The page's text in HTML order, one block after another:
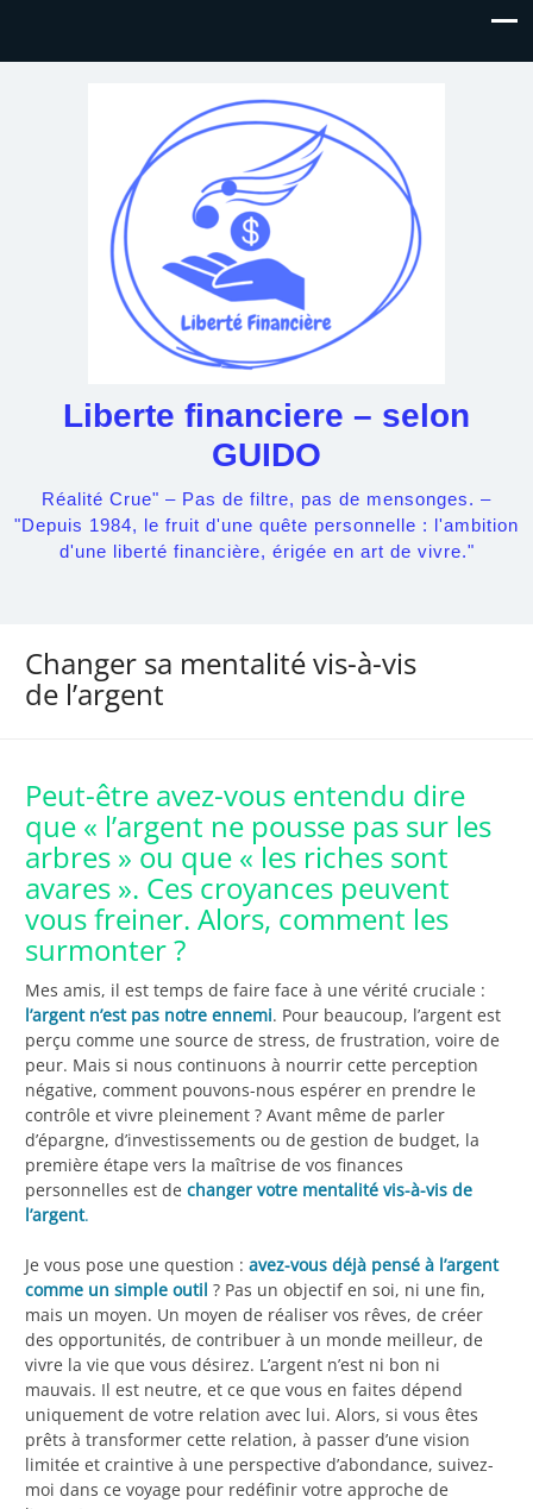
Liberte financiere – selon
GUIDO
Réalité Crue" – Pas de filtre, pas de mensonges. –
"Depuis 1984, le fruit d'une quête personnelle : l'ambition
d'une liberté financière, érigée en art de vivre."
Changer sa mentalité vis-à-vis
de l’argent
Peut-être avez-vous entendu dire
que « l’argent ne pousse pas sur les
arbres » ou que « les riches sont
avares ». Ces croyances peuvent
vous freiner. Alors, comment les
surmonter ?
Mes amis, il est temps de faire face à une vérité cruciale :
l’argent n’est pas notre ennemi. Pour beaucoup, l’argent est
perçu comme une source de stress, de frustration, voire de
peur. Mais si nous continuons à nourrir cette perception
négative, comment pouvons-nous espérer en prendre le
contrôle et vivre pleinement ? Avant même de parler
d’épargne, d’investissements ou de gestion de budget, la
première étape vers la maîtrise de vos finances
personnelles est de changer votre mentalité vis-à-vis de
l’argent.
Je vous pose une question : avez-vous déjà pensé à l’argent
comme un simple outil ? Pas un objectif en soi, ni une fin,
mais un moyen. Un moyen de réaliser vos rêves, de créer
des opportunités, de contribuer à un monde meilleur, de
vivre la vie que vous désirez. L’argent n’est ni bon ni
mauvais. Il est neutre, et ce que vous en faites dépend
uniquement de votre relation avec lui. Alors, si vous êtes
prêts à transformer cette relation, à passer d’une vision
limitée et craintive à une perspective d’abondance, suivez-
moi dans ce voyage pour redéfinir votre approche de